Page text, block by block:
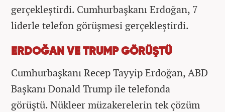
gerçekleştirdi. Cumhurbaşkanı Erdoğan, 7
liderle telefon görüşmesi gerçekleştirdi.
ERDOĞAN VE TRUMP GÖRÜŞTÜ
Cumhurbaşkanı Recep Tayyip Erdoğan, ABD
Başkanı Donald Trump ile telefonda
görüştü. Nükleer müzakerelerin tek çözüm